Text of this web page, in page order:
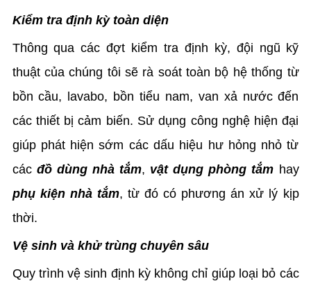
Kiểm tra định kỳ toàn diện
Thông qua các đợt kiểm tra định kỳ, đội ngũ kỹ
thuật của chúng tôi sẽ rà soát toàn bộ hệ thống từ
bồn cầu, lavabo, bồn tiểu nam, van xả nước đến
các thiết bị cảm biến. Sử dụng công nghệ hiện đại
giúp phát hiện sớm các dấu hiệu hư hỏng nhỏ từ
các đồ dùng nhà tắm, vật dụng phòng tắm hay
phụ kiện nhà tắm, từ đó có phương án xử lý kịp
thời.
Vệ sinh và khử trùng chuyên sâu
Quy trình vệ sinh định kỳ không chỉ giúp loại bỏ các